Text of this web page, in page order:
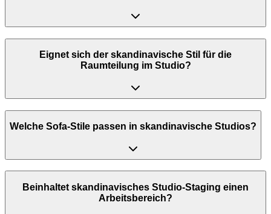
Eignet sich der skandinavische Stil für die
Raumteilung im Studio?
Welche Sofa-Stile passen in skandinavische Studios?
Beinhaltet skandinavisches Studio-Staging einen
Arbeitsbereich?